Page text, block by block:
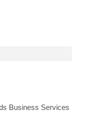
Business Services